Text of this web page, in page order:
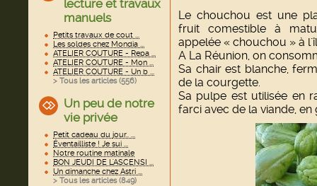
lecture et travaux
manuels
Petits travaux de cout ...
Les soldes chez Mondia ...
ATELIER COUTURE - Repa ...
ATELIER COUTURE - Mon ...
ATELIER COUTURE - Un b ...
> Tous les articles (556)
Un peu de notre
vie privée
Petit cadeau du jour.. ...
Éventailliste ! Je sui ...
Notre routine matinale
BON JEUDI DE L'ASCENSI ...
Un dimanche chez Astri ...
> Tous les articles (849)
Le chouchou est une
fruit comestible à
appelée « chouchou » à
A La Réunion, on
Sa chair est blanche,
de la courgette.
Sa pulpe est utilisée en
farci avec de la viande,